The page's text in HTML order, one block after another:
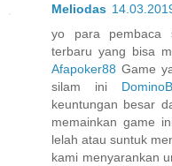
Meliodas
yo para pembaca
terbaru yang bisa
Afapoker88 Game
silam ini
keuntungan besar
memainkan game
lelah atau suntuk
kami menyarankan